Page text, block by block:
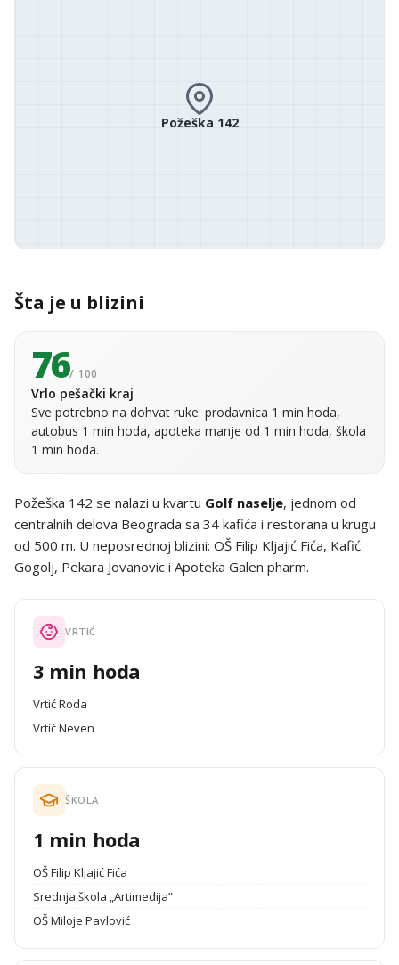
Požeška 142
Šta je u blizini
76/ 100
Vrlo pešački kraj
Sve potrebno na dohvat ruke: prodavnica 1 min hoda,
autobus 1 min hoda, apoteka manje od 1 min hoda, škola
1 min hoda.
Požeška 142 se nalazi u kvartu Golf naselje, jednom od
centralnih delova Beograda sa 34 kafića i restorana u krugu
od 500 m. U neposrednoj blizini: OŠ Filip Kljajić Fića, Kafić
Gogolj, Pekara Jovanovic i Apoteka Galen pharm.
VRTIĆ
3 min hoda
Vrtić Roda
Vrtić Neven
ŠKOLA
1 min hoda
OŠ Filip Kljajić Fića
Srednja škola „Artimedija”
OŠ Miloje Pavlović